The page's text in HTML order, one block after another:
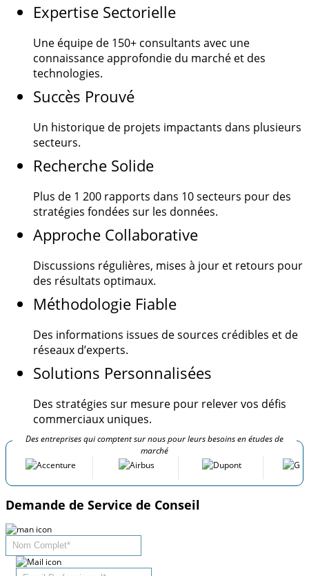
Expertise Sectorielle
Une équipe de 150+ consultants avec une
connaissance approfondie du marché et des
technologies.
Succès Prouvé
Un historique de projets impactants dans plusieurs
secteurs.
Recherche Solide
Plus de 1 200 rapports dans 10 secteurs pour des
stratégies fondées sur les données.
Approche Collaborative
Discussions régulières, mises à jour et retours pour
des résultats optimaux.
Méthodologie Fiable
Des informations issues de sources crédibles et de
réseaux d’experts.
Solutions Personnalisées
Des stratégies sur mesure pour relever vos défis
commerciaux uniques.
Des entreprises qui comptent sur nous pour leurs besoins en études de
marché
Demande de Service de Conseil